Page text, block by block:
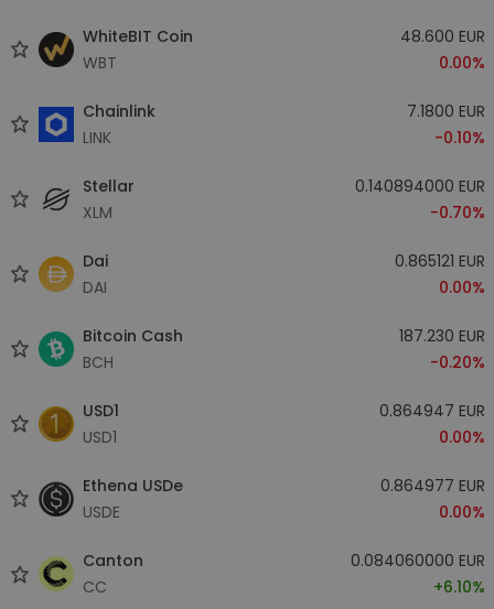
WhiteBIT Coin
WBT
48.600 EUR
0.00%
Chainlink
LINK
7.1800 EUR
-0.10%
Stellar
XLM
0.140894000 EUR
-0.70%
Dai
DAI
0.865121 EUR
0.00%
Bitcoin Cash
BCH
187.230 EUR
-0.20%
USD1
USD1
0.864947 EUR
0.00%
Ethena USDe
USDE
0.864977 EUR
0.00%
Canton
CC
0.084060000 EUR
+6.10%